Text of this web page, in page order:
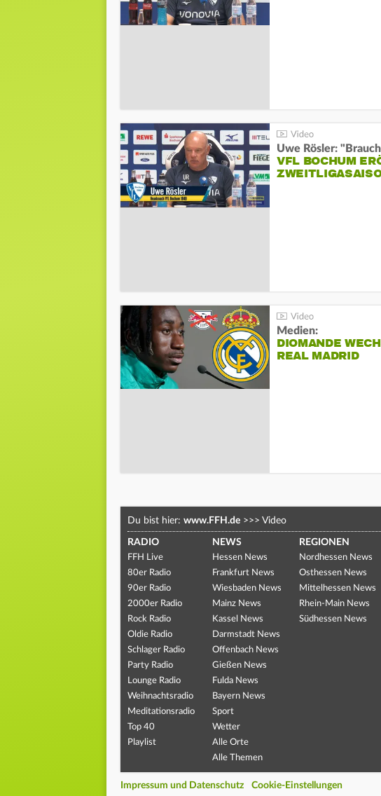
VFL BOCHUM
Medien:
DIOMANDE
REAL MADRID
Du bist hier: www.FFH.de >>> Video
RADIO
FFH Live
80er Radio
90er Radio
2000er Radio
Rock Radio
Oldie Radio
Schlager Radio
Party Radio
Lounge Radio
Weihnachtsradio
Meditationsradio
Top 40
Playlist
NEWS
Hessen News
Frankfurt News
Wiesbaden News
Mainz News
Kassel News
Darmstadt News
Offenbach News
Gießen News
Fulda News
Bayern News
Sport
Wetter
Alle Orte
Alle Themen
REGIONEN
Nordhessen News
Osthessen News
Mittelhessen News
Rhein-Main News
Südhessen News
Impressum und Datenschutz Cookie-Einstellungen